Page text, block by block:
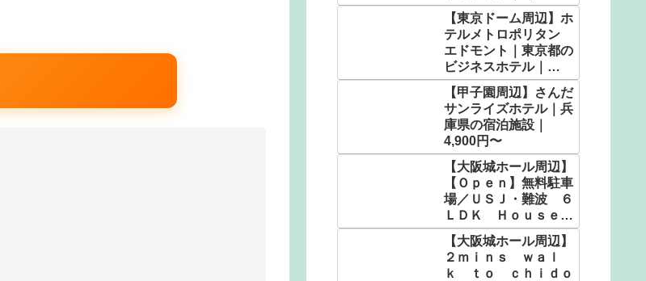
円〜
【東京ドーム周辺】ホ
テルメトロポリタン
エドモント｜東京都の
ビジネスホテル｜
5,900円〜
【甲子園周辺】さんだ
サンライズホテル｜兵
庫県の宿泊施設｜
4,900円〜
【大阪城ホール周辺】
【Ｏｐｅｎ】無料駐車
場／ＵＳＪ・難波 ６
ＬＤＫ Ｈｏｕｓｅ／
民泊｜大阪府のホテ
ル・宿泊施設｜9,280
円〜
【大阪城ホール周辺】
２ｍｉｎｓ ｗａｌ
ｋ ｔｏ ｃｈｉｄｏ